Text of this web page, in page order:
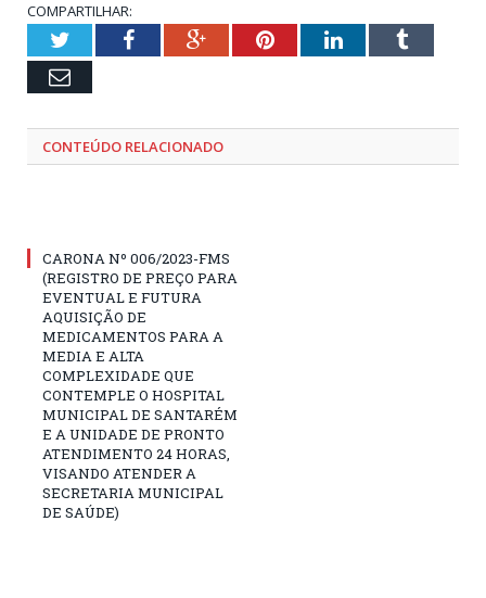
COMPARTILHAR:
TwitterFacebookGoogle+PinterestLinkedInTumblr
Email
CONTEÚDO RELACIONADO
CARONA Nº 006/2023-FMS
(REGISTRO DE PREÇO PARA
EVENTUAL E FUTURA
AQUISIÇÃO DE
MEDICAMENTOS PARA A
MEDIA E ALTA
COMPLEXIDADE QUE
CONTEMPLE O HOSPITAL
MUNICIPAL DE SANTARÉM
E A UNIDADE DE PRONTO
ATENDIMENTO 24 HORAS,
VISANDO ATENDER A
SECRETARIA MUNICIPAL
DE SAÚDE)